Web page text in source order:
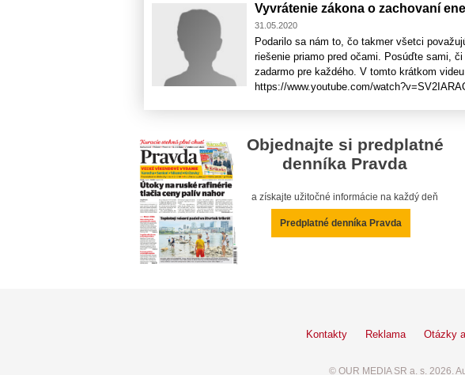
Vyvrátenie zákona o zachovaní
31.05.2020
Podarilo sa nám to, čo takmer všetci
riešenie priamo pred očami. Posúďte sami,
zadarmo pre každého. V tomto krátkom
https://www.youtube.com/
Objednajte si predplatné
denníka Pravda
a získajte užitočné informácie na každý deň
Predplatné denníka Pravda
Kontakty Reklama Otázky
© OUR MEDIA SR a. s. 2026.